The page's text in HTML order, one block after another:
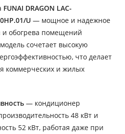
FUNAI DRAGON LAC-
U — мощное и надежное
обогрева помещений
сочетает высокую
что делает
коммерческих и жилых
— кондиционер
48 кВт и
52 кВт, работая даже при